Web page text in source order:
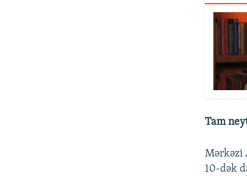
Tam
Mərkəzi
10-dək